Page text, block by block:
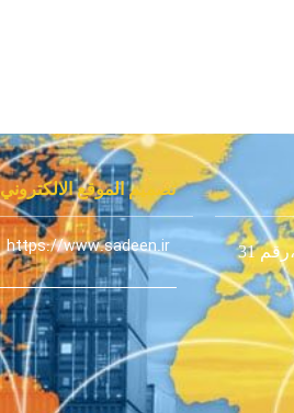
31
تصميم الموقع الالكتروني
https://www.sadeen.ir